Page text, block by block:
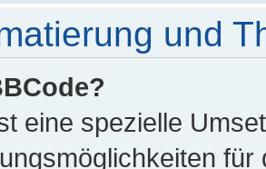
und
eine spezielle